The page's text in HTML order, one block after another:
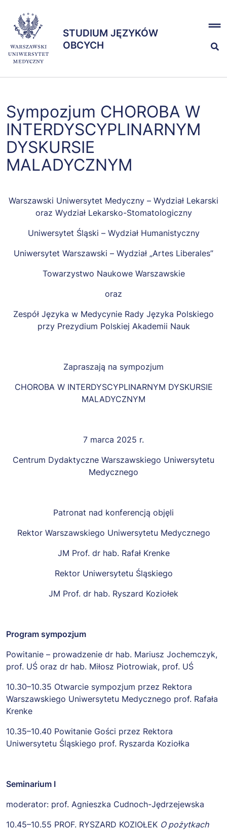
treści
STUDIUM JĘZYKÓW
OBCYCH
x
STUDIUM JĘZYKÓW
OBCYCH
Egzaminy
Zespół
Sympozjum CHOROBA W
INTERDYSCYPLINARNYM
DYSKURSIE
MALADYCZNYM
Warszawski Uniwersytet Medyczny – Wydział Lekarski
oraz Wydział Lekarsko-Stomatologiczny
Uniwersytet Śląski – Wydział Humanistyczny
Uniwersytet Warszawski – Wydział „Artes Liberales”
Towarzystwo Naukowe Warszawskie
oraz
Zespół Języka w Medycynie Rady Języka Polskiego
przy Prezydium Polskiej Akademii Nauk
Zapraszają na sympozjum
CHOROBA W INTERDYSCYPLINARNYM DYSKURSIE
MALADYCZNYM
7 marca 2025 r.
Centrum Dydaktyczne Warszawskiego Uniwersytetu
Medycznego
Patronat nad konferencją objęli
Rektor Warszawskiego Uniwersytetu Medycznego
JM Prof. dr hab. Rafał Krenke
Rektor Uniwersytetu Śląskiego
JM Prof. dr hab. Ryszard Koziołek
Program sympozjum
Powitanie – prowadzenie dr hab. Mariusz Jochemczyk,
prof. UŚ oraz dr hab. Miłosz Piotrowiak, prof. UŚ
10.30–10.35 Otwarcie sympozjum przez Rektora
Warszawskiego Uniwersytetu Medycznego prof. Rafała
Krenke
10.35–10.40 Powitanie Gości przez Rektora
Uniwersytetu Śląskiego prof. Ryszarda Koziołka
Seminarium I
moderator: prof. Agnieszka Cudnoch-Jędrzejewska
10.45–10.55 PROF. RYSZARD KOZIOŁEK O pożytkach